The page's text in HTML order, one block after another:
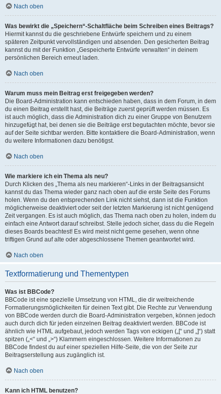
Nach oben
Was bewirkt die „Speichern“-Schaltfläche beim Schreiben eines Beitrags?
Hiermit kannst du die geschriebene Entwürfe speichern und zu einem
späteren Zeitpunkt vervollständigen und absenden. Den gesicherten Beitrag
kannst du mit der Funktion „Gespeicherte Entwürfe verwalten“ in deinem
persönlichen Bereich erneut laden.
Nach oben
Warum muss mein Beitrag erst freigegeben werden?
Die Board-Administration kann entschieden haben, dass in dem Forum, in dem
du einen Beitrag erstellt hast, die Beiträge zuerst geprüft werden müssen. Es
ist auch möglich, dass die Administration dich zu einer Gruppe von Benutzern
hinzugefügt hat, bei denen sie die Beiträge erst begutachten möchte, bevor sie
auf der Seite sichtbar werden. Bitte kontaktiere die Board-Administration, wenn
du weitere Informationen dazu benötigst.
Nach oben
Wie markiere ich ein Thema als neu?
Durch Klicken des „Thema als neu markieren“-Links in der Beitragsansicht
kannst du das Thema wieder ganz nach oben auf die erste Seite des Forums
holen. Wenn du den entsprechenden Link nicht siehst, dann ist die Funktion
möglicherweise deaktiviert oder seit der letzten Markierung ist nicht genügend
Zeit vergangen. Es ist auch möglich, das Thema nach oben zu holen, indem du
einfach eine Antwort darauf schreibst. Stelle jedoch sicher, dass du die Regeln
dieses Boards beachtest! Es wird meist nicht gerne gesehen, wenn ohne
triftigen Grund auf alte oder abgeschlossene Themen geantwortet wird.
Nach oben
Textformatierung und Thementypen
Was ist BBCode?
BBCode ist eine spezielle Umsetzung von HTML, die dir weitreichende
Formatierungsmöglichkeiten für deinen Text gibt. Die Rechte zur Verwendung
von BBCode werden durch die Board-Administration vergeben, können jedoch
auch durch dich für jeden einzelnen Beitrag deaktiviert werden. BBCode ist
ähnlich wie HTML aufgebaut, jedoch werden Tags von eckigen („[“ und „]“) statt
spitzen („<“ und „>“) Klammern eingeschlossen. Weitere Informationen zu
BBCode findest du auf einer speziellen Hilfe-Seite, die von der Seite zur
Beitragserstellung aus zugänglich ist.
Nach oben
Kann ich HTML benutzen?